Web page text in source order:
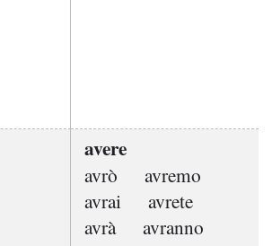
avere
avrò
avremo
avrai
avrete
avrà
avranno